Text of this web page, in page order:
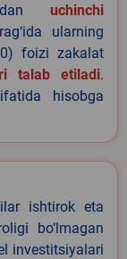
uchinchi
ularning
foizi zakalat
talab etiladi.
hisobga
ishtirok eta
bo‘lmagan
investitsiyalari